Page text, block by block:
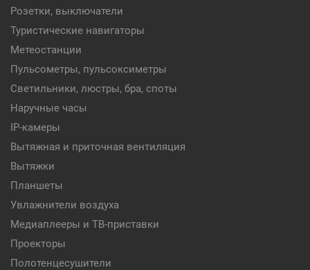
Розетки, выключатели
Туристические навигаторы
Метеостанции
Пульсометры, пульсоксиметры
Светильники, люстры, бра, споты
Наручные часы
IP-камеры
Вытяжная и приточная вентиляция
Вытяжки
Планшеты
Увлажнители воздуха
Медиаплееры и ТВ-приставки
Проекторы
Полотенцесушители